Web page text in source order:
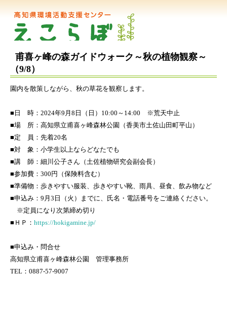
甫喜ヶ峰の森ガイドウォーク～秋の植物観察～
（9/8）
園内を散策しながら、秋の草花を観察します。
■日 時：2024年9月8日（日）10:00～14:00 ※荒天中止
■場 所：高知県立甫喜ヶ峰森林公園（香美市土佐山田町平山）
■定 員：先着20名
■対 象：小学生以上ならどなたでも
■講 師：細川公子さん（土佐植物研究会副会長）
■参加費：300円（保険料含む）
■準備物：歩きやすい服装、歩きやすい靴、雨具、昼食、飲み物など
■申込み：9月3日（火）までに、氏名・電話番号をご連絡ください。
※定員になり次第締め切り
■ＨＰ： https://hokigamine.jp/
■申込み・問合せ
高知県立甫喜ヶ峰森林公園 管理事務所
TEL：0887-57-9007